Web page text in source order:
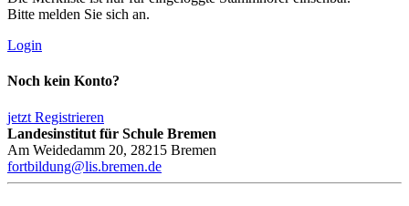
Bitte melden Sie sich an.
Login
Noch kein Konto?
jetzt Registrieren
Landesinstitut für Schule Bremen
Am Weidedamm 20, 28215 Bremen
fortbildung@lis.bremen.de